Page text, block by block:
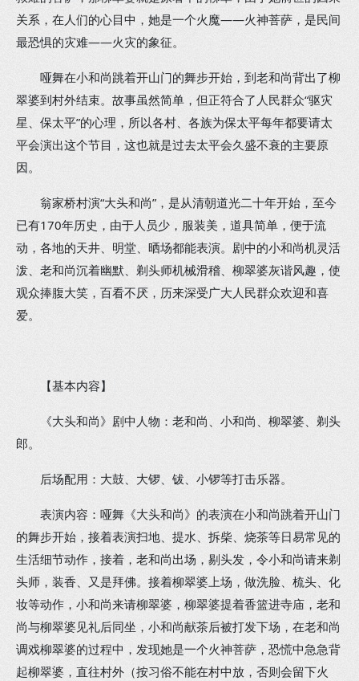
关系，在人们的心目中，她是一个火魔——火神菩萨，是民间
最恐惧的灾难——火灾的象征。
哑舞在小和尚跳着开山门的舞步开始，到老和尚背出了柳
翠婆到村外结束。故事虽然简单，但正符合了人民群众“驱灾
星、保太平”的心理，所以各村、各族为保太平每年都要请太
平会演出这个节目，这也就是过去太平会久盛不衰的主要原
因。
翁家桥村演“大头和尚”，是从清朝道光二十年开始，至今
已有170年历史，由于人员少，服装美，道具简单，便于流
动，各地的天井、明堂、晒场都能表演。剧中的小和尚机灵活
泼、老和尚沉着幽默、剃头师机械滑稽、柳翠婆灰谐风趣，使
观众捧腹大笑，百看不厌，历来深受广大人民群众欢迎和喜
爱。
【基本内容】
《大头和尚》剧中人物：老和尚、小和尚、柳翠婆、剃头
郎。
后场配用：大鼓、大锣、钹、小锣等打击乐器。
表演内容：哑舞《大头和尚》的表演在小和尚跳着开山门
的舞步开始，接着表演扫地、提水、拆柴、烧茶等日易常见的
生活细节动作，接着，老和尚出场，剔头发，令小和尚请来剃
头师，装香、又是拜佛。接着柳翠婆上场，做洗脸、梳头、化
妆等动作，小和尚来请柳翠婆，柳翠婆提着香篮进寺庙，老和
尚与柳翠婆见礼后同坐，小和尚献茶后被打发下场，在老和尚
调戏柳翠婆的过程中，发现她是一个火神菩萨，恐慌中急急背
起柳翠婆，直往村外（按习俗不能在村中放，否则会留下火